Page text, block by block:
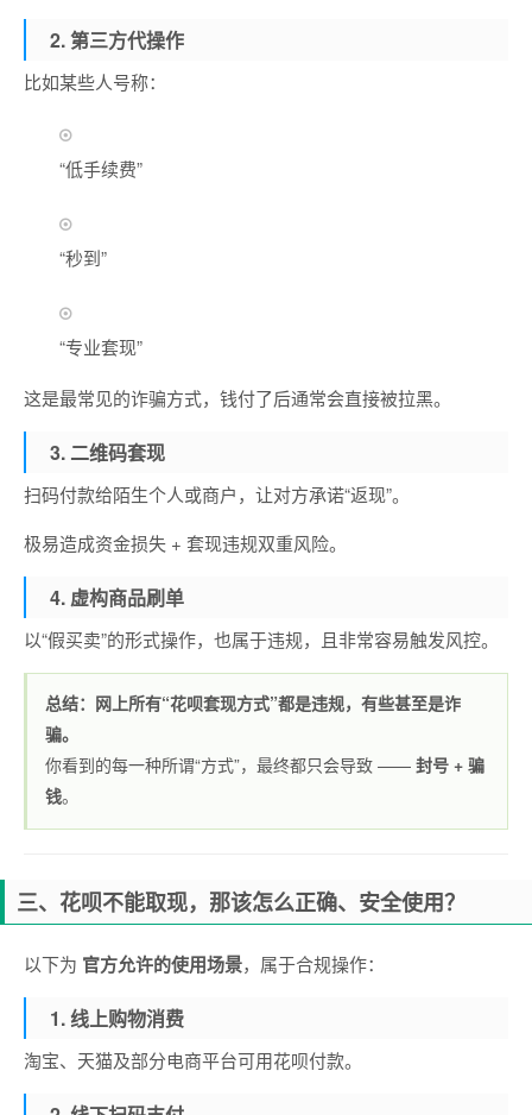
2. 第三方代操作
比如某些人号称：
“低手续费”
“秒到”
“专业套现”
这是最常见的诈骗方式，钱付了后通常会直接被拉黑。
3. 二维码套现
扫码付款给陌生个人或商户，让对方承诺“返现”。
极易造成资金损失 + 套现违规双重风险。
4. 虚构商品刷单
以“假买卖”的形式操作，也属于违规，且非常容易触发风控。
总结：网上所有“花呗套现方式”都是违规，有些甚至是诈
骗。
你看到的每一种所谓“方式”，最终都只会导致 —— 封号 + 骗
钱。
三、花呗不能取现，那该怎么正确、安全使用？
以下为 官方允许的使用场景，属于合规操作：
1. 线上购物消费
淘宝、天猫及部分电商平台可用花呗付款。